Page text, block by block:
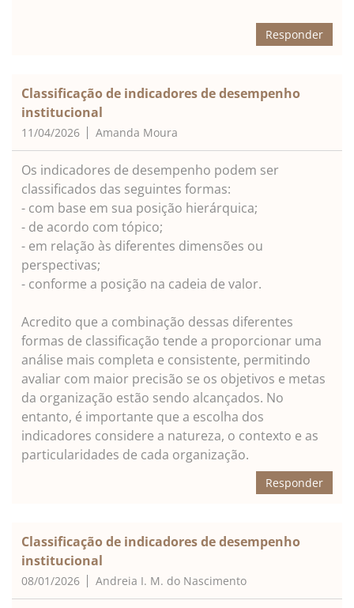
Responder
Classificação de indicadores de desempenho
institucional
11/04/2026 Amanda Moura
Os indicadores de desempenho podem ser
classificados das seguintes formas:
- com base em sua posição hierárquica;
- de acordo com tópico;
- em relação às diferentes dimensões ou
perspectivas;
- conforme a posição na cadeia de valor.
Acredito que a combinação dessas diferentes
formas de classificação tende a proporcionar uma
análise mais completa e consistente, permitindo
avaliar com maior precisão se os objetivos e metas
da organização estão sendo alcançados. No
entanto, é importante que a escolha dos
indicadores considere a natureza, o contexto e as
particularidades de cada organização.
Responder
Classificação de indicadores de desempenho
institucional
08/01/2026 Andreia I. M. do Nascimento